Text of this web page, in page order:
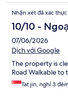
Nhận xét đã xác thực
10/10 -
07/06/2026
Dịch với Google
The property is
Road Walkable to
Tat jin, nghỉ 3